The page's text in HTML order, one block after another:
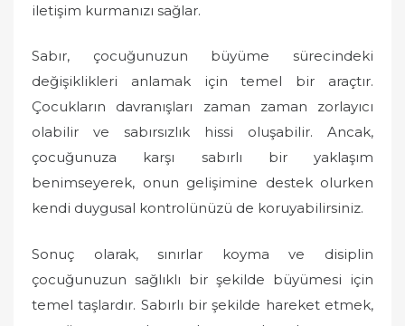
iletişim kurmanızı sağlar.
Sabır, çocuğunuzun büyüme sürecindeki
değişiklikleri anlamak için temel bir araçtır.
Çocukların davranışları zaman zaman zorlayıcı
olabilir ve sabırsızlık hissi oluşabilir. Ancak,
çocuğunuza karşı sabırlı bir yaklaşım
benimseyerek, onun gelişimine destek olurken
kendi duygusal kontrolünüzü de koruyabilirsiniz.
Sonuç olarak, sınırlar koyma ve disiplin
çocuğunuzun sağlıklı bir şekilde büyümesi için
temel taşlardır. Sabırlı bir şekilde hareket etmek,